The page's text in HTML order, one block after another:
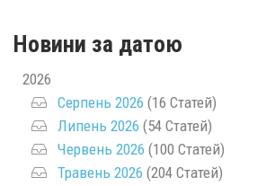
Новини за датою
2026
Серпень 2026 (16 Статей)
Липень 2026 (54 Статей)
Червень 2026 (100 Статей)
Травень 2026 (204 Статей)